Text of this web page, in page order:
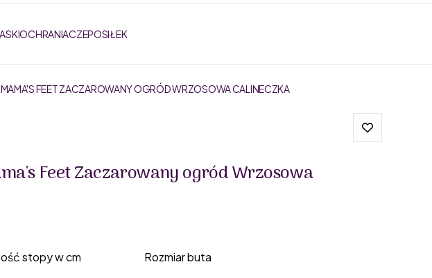
OCHRANIACZEPOSIŁEK
FEET ZACZAROWANY OGRÓD WRZOSOWA CALINECZKA
Feet Zaczarowany ogród Wrzosowa
stopy w cm Rozmiar buta